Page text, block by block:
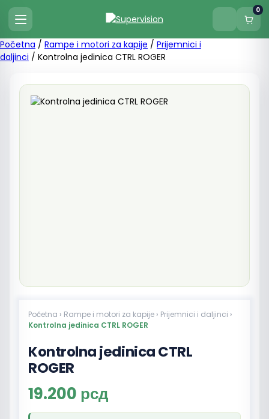
0
Početna / Rampe i motori za kapije / Prijemnici i
daljinci / Kontrolna jedinica CTRL ROGER
Početna › Rampe i motori za kapije › Prijemnici i daljinci ›
Kontrolna jedinica CTRL ROGER
Kontrolna jedinica CTRL
ROGER
19.200 рсд